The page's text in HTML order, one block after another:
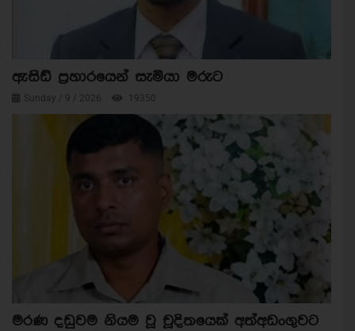
ඇසිඩ් ප්‍රහාරයෙන් සැමියා මරුට
Sunday / 9 / 2026 19350
මරණ දඩුවම නියම වූ චූදිතයෙක් අත්අඩංගුවට